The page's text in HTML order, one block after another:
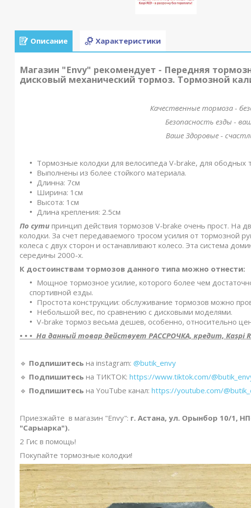
Описание Характеристики
Магазин "Envy" рекомендует - Передняя
дисковый механический тормоз. Тормозной
Качественные тормоза -
Безопасность езды -
Ваше Здоровые -
Тормозные колодки для велосипеда V-brake, для ободных
Выполнены из более стойкого материала.
Длинна: 7см
Ширина: 1см
Высота: 1см
Длина крепления: 2.5см
По сути принцип действия тормозов V-brake очень прост. На
колодки. За счет передаваемого тросом усилия от тормозной
колеса с двух сторон и останавливают колесо. Эта система
середины 2000-х.
К достоинствам тормозов данного типа можно отнести:
Мощное тормозное усилие, которого более чем
спортивной езды.
Простота конструкции: обслуживание тормозов можно
Небольшой вес, по сравнению с дисковыми моделями.
V-brake тормоз весьма дешев, особенно, относительно
• • • На данный товар действует РАССРОЧКА, кредит, Kaspi
🔹️ Подпишитесь на instagram: @butik_envy
🔹️ Подпишитесь на ТИКТОК: https://www.tiktok.com/
🔹️ Подпишитесь на YouTube канал: https://youtube.com/
Приезжайте в магазин "Envy": г. Астана, ул. Орынбор 10/1,
"Сарыарка").
2 Гис в помощь!
Покупайте тормозные колодки!